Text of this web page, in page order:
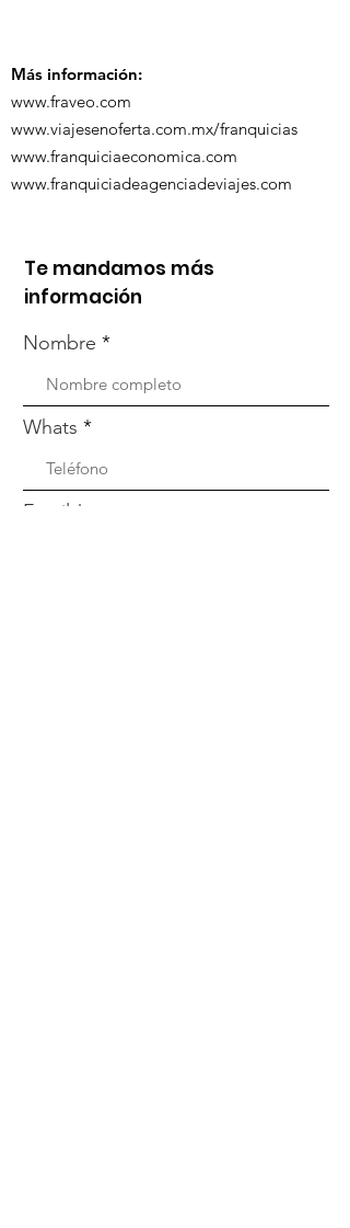
Más información:
www.fraveo.com
www.viajesenoferta.com.mx/franquicias
www.franquiciaeconomica.com
www.franquiciadeagenciadeviajes.com
Te mandamos más
información
Nombre
Whats
Email